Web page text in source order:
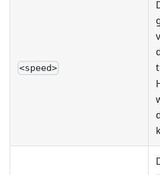
<speed>